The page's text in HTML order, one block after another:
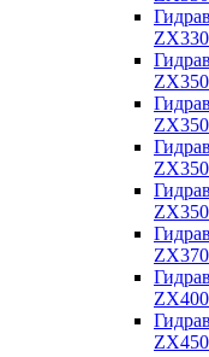
ZX450